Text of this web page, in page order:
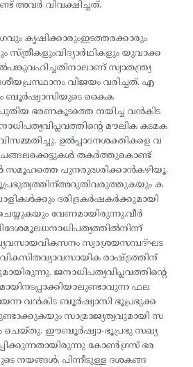
അവർ വിവക്ഷിച്ചത്.
കൃഷിക്കാരുംഇടത്തരക്കാരും
സ്ത്രീകളുംവിദ്യാർഥികളും യുവാക്ക
സ്വാതന്ത്ര്യ
വിജയം വരിച്ചത്. എ
ബൂർഷ്വാസിയുടെ കൈക
ഭരണകൂടത്തെ നയിച്ച വൻകിട
മൗലിക കടമക
ഉൽപ്പാദനശക്തികളെ വ
ചങ്ങലക്കെട്ടുകൾ തകർത്തുകൊണ്ട്
സമൂഹത്തെ പുനരുദ്ധരിക്കാൻകഴിയൂ.
ക
ദരിദ്രകർഷകർക്കുമായി
വേണമായിരുന്നു.വീർ
സ്വാശ്രയസമ്പദ്ഘട
രാഷ്ട്രത്തിന്
ജനാധിപത്യവിപ്ലവത്തിന്റെ
ഫല
വൻകിട ബൂർഷ്വാസി ഭൂപ്രഭുക്ക
സാമ്രാജ്യത്വവുമായി സ
ചെയ്തു. ഈബൂർഷ്വാ-ഭൂപ്രഭു സഖ്യ
കോൺഗ്രസ് ഭര
നയങ്ങൾ. പിന്നീടുള്ള ദശകങ്ങ